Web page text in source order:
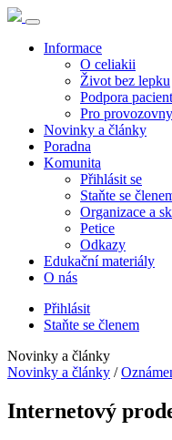
Informace
O celiakii
Život bez lepku
Podpora
Pro
Novinky a články
Poradna
Komunita
Přihlásit se
Staňte se
Organizace a
Petice
Odkazy
Edukační materiály
O nás
Přihlásit
Staňte se členem
Novinky a články
Novinky a články /
Internetový